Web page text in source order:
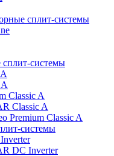
сплит-системы
системы
Classic A
Classic A
Premium Classic A
системы
DC Inverter